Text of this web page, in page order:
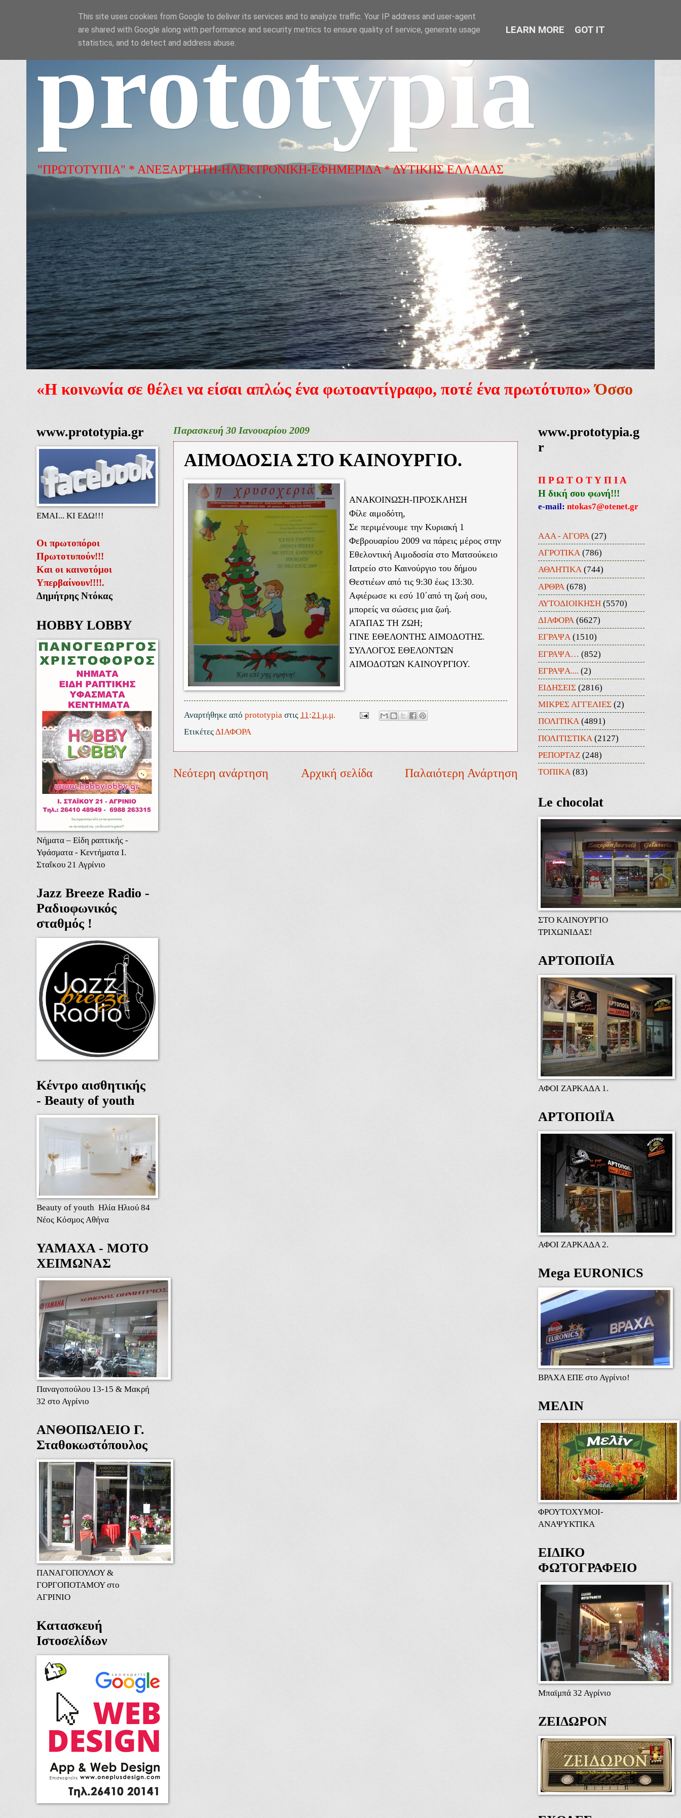
prototypia
"ΠΡΩΤΟΤΥΠΙΑ" * ΑΝΕΞΑΡΤΗΤΗ-ΗΛΕΚΤΡΟΝΙΚΗ-ΕΦΗΜΕΡΙΔΑ * ΔΥΤΙΚΗΣ ΕΛΛΑΔΑΣ
«Η κοινωνία σε θέλει να είσαι απλώς ένα φωτοαντίγραφο, ποτέ ένα πρωτότυπο» Όσσο
Παρασκευή 30 Ιανουαρίου 2009
ΑΙΜΟΔΟΣΙΑ ΣΤΟ ΚΑΙΝΟΥΡΓΙΟ.
ΑΝΑΚΟΙΝΩΣΗ-ΠΡΟΣΚΛΗΣΗ
Φίλε αιμοδότη,
Σε περιμένουμε την Κυριακή 1
Φεβρουαρίου 2009 να πάρεις μέρος στην
Εθελοντική Αιμοδοσία στο Ματσούκειο
Ιατρείο στο Καινούργιο του δήμου
Θεστιέων από τις 9:30 έως 13:30.
Αφιέρωσε κι εσύ 10΄από τη ζωή σου,
μπορείς να σώσεις μια ζωή.
ΑΓΑΠΑΣ ΤΗ ΖΩΗ;
ΓΙΝΕ ΕΘΕΛΟΝΤΗΣ ΑΙΜΟΔΟΤΗΣ.
ΣΥΛΛΟΓΟΣ ΕΘΕΛΟΝΤΩΝ
ΑΙΜΟΔΟΤΩΝ ΚΑΙΝΟΥΡΓΙΟΥ.
Αναρτήθηκε από prototypia στις 11:21 μ.μ.
ΕτικέτεςΔΙΑΦΟΡΑ
Νεότερη ανάρτηση Παλαιότερη Ανάρτηση
Αρχική σελίδα
www.prototypia.gr
ΕΜΑΙ... ΚΙ ΕΔΩ!!!
Οι πρωτοπόροι
Πρωτοτυπούν!!!
Και οι καινοτόμοι
Υπερβαίνουν!!!!.
Δημήτρης Ντόκας
HOBBY LOBBY
Νήματα – Είδη ραπτικής -
Υφάσματα - Κεντήματα Ι.
Σταΐκου 21 Αγρίνιο
Jazz Breeze Radio -
Ραδιοφωνικός
σταθμός !
Κέντρο αισθητικής
- Beauty of youth
Beauty of youth Ηλία Ηλιού 84
Νέος Κόσμος Αθήνα
ΥΑΜΑΧΑ - ΜΟΤΟ
ΧΕΙΜΩΝΑΣ
Παναγοπούλου 13-15 & Μακρή
32 στο Αγρίνιο
ΑΝΘΟΠΩΛΕΙΟ Γ.
Σταθοκωστόπουλος
ΠΑΝΑΓΟΠΟΥΛΟΥ &
ΓΟΡΓΟΠΟΤΑΜΟΥ στο
ΑΓΡΙΝΙΟ
Κατασκευή
Ιστοσελίδων
www.prototypia.g
r
Π Ρ Ω Τ Ο Τ Υ Π Ι Α
Η δική σου φωνή!!!
e-mail: ntokas7@otenet.gr
ΑΑΑ - ΑΓΟΡΑ (27)
ΑΓΡΟΤΙΚΑ (786)
ΑΘΛΗΤΙΚΑ (744)
ΑΡΘΡΑ (678)
ΑΥΤΟΔΙΟΙΚΗΣΗ (5570)
ΔΙΑΦΟΡΑ (6627)
ΕΓΡΑΨΑ (1510)
ΕΓΡΑΨΑ… (852)
ΕΓΡΑΨΑ.... (2)
ΕΙΔΗΣΕΙΣ (2816)
ΜΙΚΡΕΣ ΑΓΓΕΛΙΕΣ (2)
ΠΟΛΙΤΙΚΑ (4891)
ΠΟΛΙΤΙΣΤΙΚΑ (2127)
ΡΕΠΟΡΤΑΖ (248)
ΤΟΠΙΚΑ (83)
Le chocolat
ΣΤΟ ΚΑΙΝΟΥΡΓΙΟ
ΤΡΙΧΩΝΙΔΑΣ!
ΑΡΤΟΠΟΙΪΑ
ΑΦΟΙ ΖΑΡΚΑΔΑ 1.
ΑΡΤΟΠΟΙΪΑ
ΑΦΟΙ ΖΑΡΚΑΔΑ 2.
Mega EURONICS
ΒΡΑΧΑ ΕΠΕ στο Αγρίνιο!
ΜΕΛΙΝ
ΦΡΟΥΤΟΧΥΜΟΙ-
ΑΝΑΨΥΚΤΙΚΑ
ΕΙΔΙΚΟ
ΦΩΤΟΓΡΑΦΕΙΟ
Μπαϊμπά 32 Αγρίνιο
ΖΕΙΔΩΡΟΝ
This site uses cookies from Google to deliver its services and to analyze traffic. Your IP address and user-agent
are shared with Google along with performance and security metrics to ensure quality of service, generate usage
statistics, and to detect and address abuse.
LEARN MORE GOT IT